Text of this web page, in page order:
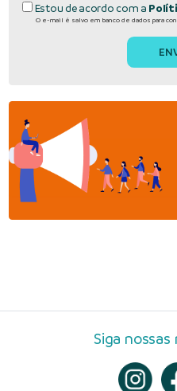
Estou de acordo com a
O e-mail é salvo em banco de dados para
Siga nossas